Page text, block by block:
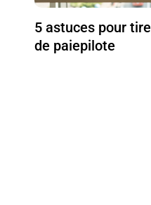
5 astuces pour
de paiepilote